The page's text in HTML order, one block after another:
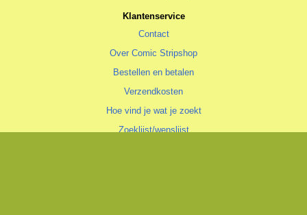
Klantenservice
Contact
Over Comic Stripshop
Bestellen en betalen
Verzendkosten
Hoe vind je wat je zoekt
Zoeklijst/wenslijst